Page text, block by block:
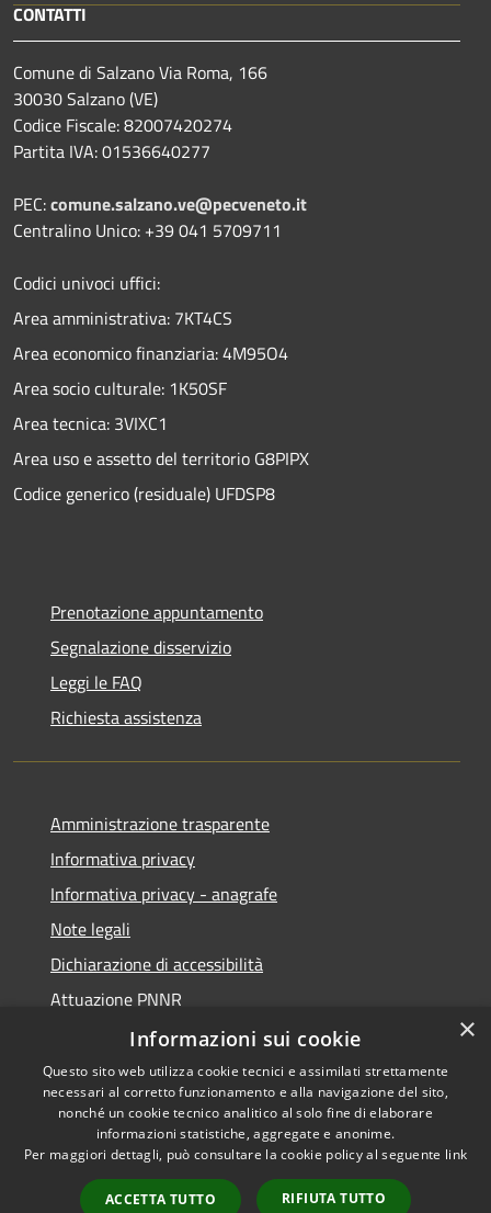
CONTATTI
Comune di Salzano Via Roma, 166
30030 Salzano (VE)
Codice Fiscale: 82007420274
Partita IVA: 01536640277
PEC:comune.salzano.ve@pecveneto.it
Centralino Unico: +39 041 5709711
Codici univoci uffici:
Area amministrativa: 7KT4CS
Area economico finanziaria: 4M95O4
Area socio culturale: 1K50SF
Area tecnica: 3VIXC1
Area uso e assetto del territorio G8PIPX
Codice generico (residuale) UFDSP8
Prenotazione appuntamento
Segnalazione disservizio
Leggi le FAQ
Richiesta assistenza
Amministrazione trasparente
Informativa privacy
Informativa privacy - anagrafe
Note legali
Dichiarazione di accessibilità
Attuazione PNNR
Whistleblowing
RSS
Copyright © 2026 • Comune di
Municipium•
Accesso
×
Informazioni sui cookie
Questo sito web utilizza cookie tecnici e assimilati strettamente
necessari al corretto funzionamento e alla navigazione del sito,
nonché un cookie tecnico analitico al solo fine di elaborare
informazioni statistiche, aggregate e anonime.
Per maggiori dettagli, può consultare la cookie policy al seguente link
ACCETTA TUTTO RIFIUTA TUTTO